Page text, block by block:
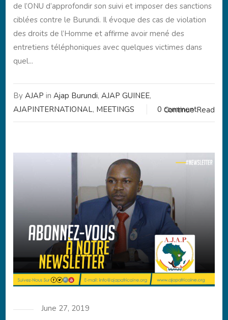
de l’ONU d’approfondir son suivi et imposer des sanctions
ciblées contre le Burundi. Il évoque des cas de violation
des droits de l’Homme et affirme avoir mené des
entretiens téléphoniques avec quelques victimes dans
quel...
Continue Read
By AJAP in Ajap Burundi,AJAP GUINEE,
AJAPINTERNATIONAL, MEETINGS 0 comment
June 27, 2019